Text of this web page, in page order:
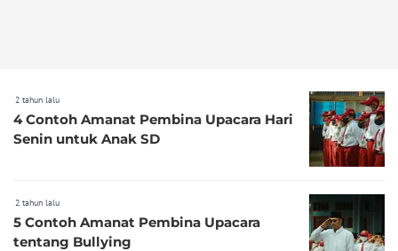
2 tahun lalu
4 Contoh Amanat Pembina Upacara Hari
Senin untuk Anak SD
2 tahun lalu
5 Contoh Amanat Pembina Upacara
tentang Bullying